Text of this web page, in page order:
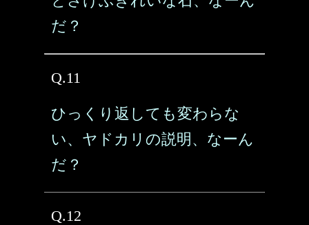
だ？
Q.11
ひっくり返しても変わらな
い、ヤドカリの説明、なーん
だ？
Q.12